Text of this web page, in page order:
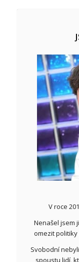
V roce
Nenašel jsem
omezit
Svobodní
spoustu lidí,